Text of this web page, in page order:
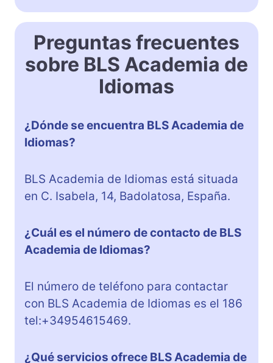
Preguntas frecuentes
sobre BLS Academia de
Idiomas
¿Dónde se encuentra BLS Academia de
Idiomas?
BLS Academia de Idiomas está situada
en C. Isabela, 14, Badolatosa, España.
¿Cuál es el número de contacto de BLS
Academia de Idiomas?
El número de teléfono para contactar
con BLS Academia de Idiomas es el 186
tel:+34954615469.
¿Qué servicios ofrece BLS Academia de